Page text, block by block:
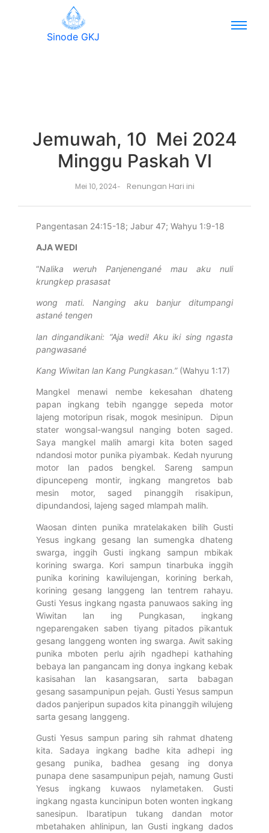
Sinode GKJ
Jemuwah, 10 Mei 2024
Minggu Paskah VI
Mei 10, 2024- Renungan Hari ini
Pangentasan 24:15-18; Jabur 47; Wahyu 1:9-18
AJA WEDI
“Nalika weruh Panjenengané mau aku nuli
krungkep prasasat
wong mati. Nanging aku banjur ditumpangi
astané tengen
lan dingandikani: “Aja wedi! Aku iki sing ngasta
pangwasané
Kang Wiwitan lan Kang Pungkasan.”(Wahyu 1:17)
Mangkel menawi nembe kekesahan dhateng
papan ingkang tebih ngangge sepeda motor
lajeng motoripun risak, mogok mesinipun. Dipun
stater wongsal-wangsul nanging boten saged.
Saya mangkel malih amargi kita boten saged
ndandosi motor punika piyambak. Kedah nyurung
motor lan pados bengkel. Sareng sampun
dipuncepeng montir, ingkang mangretos bab
mesin motor, saged pinanggih risakipun,
dipundandosi, lajeng saged mlampah malih.
Waosan dinten punika mratelakaken bilih Gusti
Yesus ingkang gesang lan sumengka dhateng
swarga, inggih Gusti ingkang sampun mbikak
korining swarga. Kori sampun tinarbuka inggih
punika korining kawilujengan, korining berkah,
korining gesang langgeng lan tentrem rahayu.
Gusti Yesus ingkang ngasta panuwaos saking ing
Wiwitan lan ing Pungkasan, ingkang
ngeparengaken saben tiyang pitados pikantuk
gesang langgeng wonten ing swarga. Awit saking
punika mboten perlu ajrih ngadhepi kathahing
bebaya lan pangancam ing donya ingkang kebak
kasisahan lan kasangsaran, sarta babagan
gesang sasampunipun pejah. Gusti Yesus sampun
dados panjeripun supados kita pinanggih wilujeng
sarta gesang langgeng.
Gusti Yesus sampun paring sih rahmat dhateng
kita. Sadaya ingkang badhe kita adhepi ing
gesang punika, badhea gesang ing donya
punapa dene sasampunipun pejah, namung Gusti
Yesus ingkang kuwaos nylametaken. Gusti
ingkang ngasta kuncinipun boten wonten ingkang
sanesipun. Ibaratipun tukang dandan motor
mbetahaken ahlinipun, lan Gusti ingkang dados